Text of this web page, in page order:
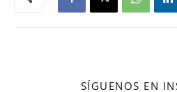
SÍGUENOS EN